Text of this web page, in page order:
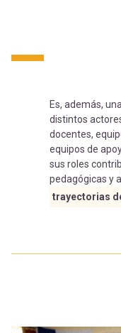
Mobile]
Menú
entrar
cuenta
Es, además,
distintos
docentes,
equipos de
sus roles
pedagógicas y
trayectorias